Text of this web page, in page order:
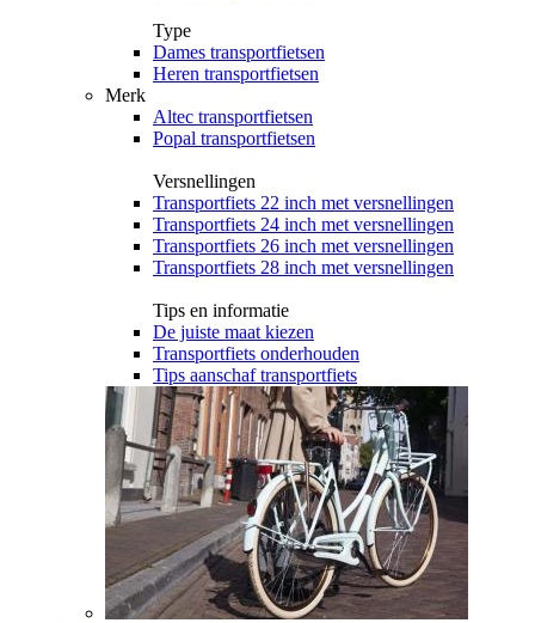
Type
Dames transportfietsen
Heren transportfietsen
Merk
Altec transportfietsen
Popal transportfietsen
Versnellingen
Transportfiets 22 inch met versnellingen
Transportfiets 24 inch met versnellingen
Transportfiets 26 inch met versnellingen
Transportfiets 28 inch met versnellingen
Tips en informatie
De juiste maat kiezen
Transportfiets onderhouden
Tips aanschaf transportfiets